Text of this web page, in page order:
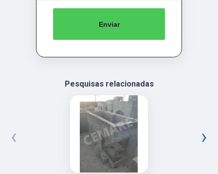
Enviar
Pesquisas relacionadas
‹ ›